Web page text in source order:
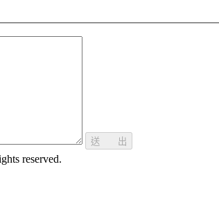
送 出
reserved.